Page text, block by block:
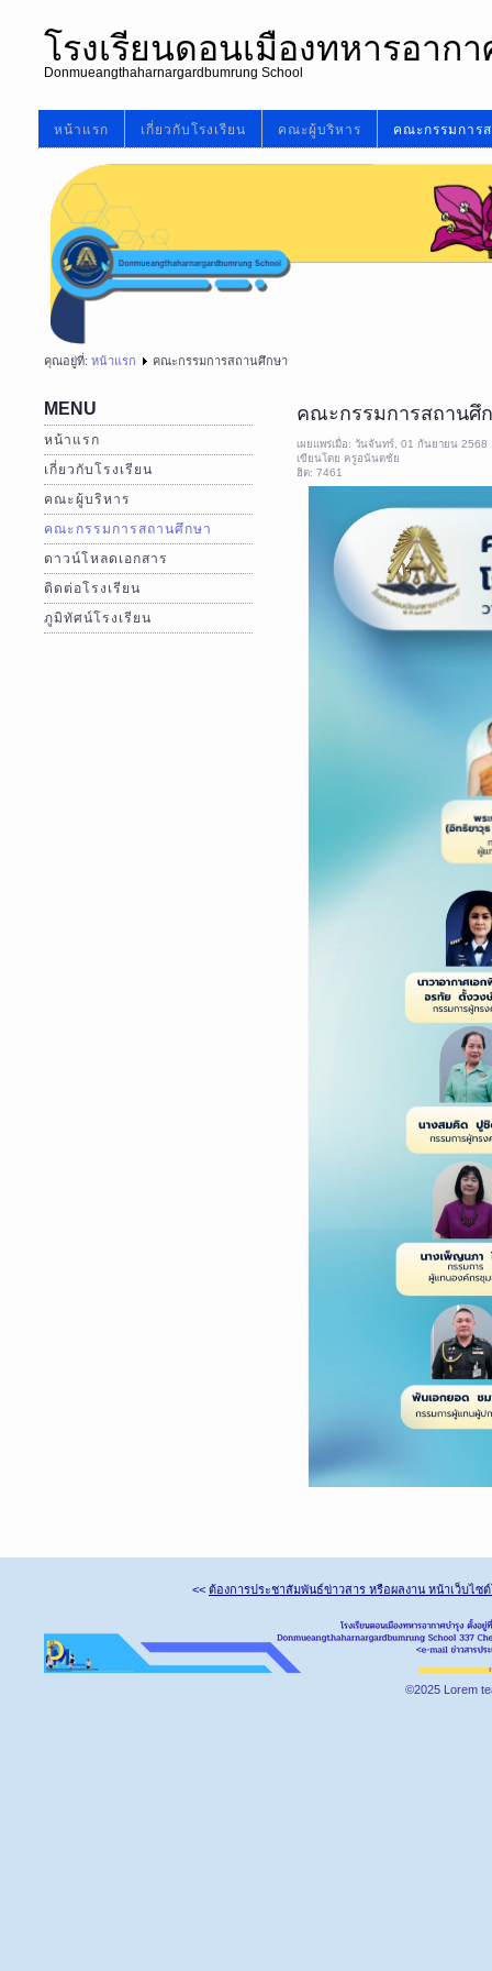
โรงเรียนดอนเมืองทหารอาก
Donmueangthaharnargardbumrung School
หน้าแรก เกี่ยวกับโรงเรียน คณะผู้บริหาร คณะกรรมการ
คุณอยู่ที่: หน้าแรก คณะกรรมการสถานศึกษา
MENU
หน้าแรก
เกี่ยวกับโรงเรียน
คณะผู้บริหาร
คณะกรรมการสถานศึกษา
ดาวน์โหลดเอกสาร
ติดต่อโรงเรียน
ภูมิทัศน์โรงเรียน
คณะกรรมการสถานศึ
เผยแพร่เมื่อ: วันจันทร์, 01 กันยายน 2568
เขียนโดย ครูอนันตชัย
ฮิต: 7461
<< ต้องการประชาสัมพันธ์ข่าวสาร หรือผลงาน หน้าเว็บไซ
©2025 Lorem